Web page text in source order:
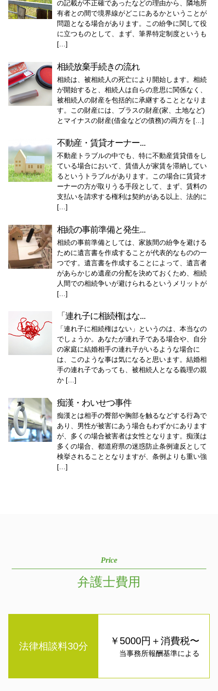
の記載が不正確であったなどの理由から、隣地所
有者との間で境界線がどこにあるかということが
問題となる場合があります。この紛争に関して役
に立つものとして、まず、筆界特定制度というも
[…]
相続放棄手続きの流れ
相続は、被相続人の死亡により開始します。相続
が開始すると、相続人は自らの意思に関係なく、
被相続人の財産を包括的に承継することとなりま
す。この財産には、プラスの財産(家、土地など)
とマイナスの財産(借金などの債務)の両方を […]
不動産・賃貸オーナー...
不動産トラブルの中でも、特に不動産賃貸借をし
ている場合において、賃借人が家賃を滞納してい
るというトラブルがあります。この場合に賃貸オ
ーナーの方が取りうる手段として、まず、賃料の
支払いを請求する権利は契約がある以上、法的に
[…]
相続の事前準備と発生...
相続の事前準備としては、家族間の紛争を避ける
ために遺言書を作成することが代表的なものの一
つです。遺言書を作成することによって、遺言者
があらかじめ遺産の分配を決めておくため、相続
人間での相続争いが避けられるというメリットが
[…]
「連れ子に相続権はな...
「連れ子に相続権はない」というのは、本当なの
でしょうか。あなたが連れ子である場合や、自分
の家庭に結婚相手の連れ子がいるような場合に
は、このような事は気になると思います。結婚相
手の連れ子であっても、被相続人となる義理の親
か […]
痴漢・わいせつ事件
痴漢とは相手の臀部や胸部を触るなどする行為で
あり、男性が被害にあう場合もわずかにあります
が、多くの場合被害者は女性となります。痴漢は
多くの場合、都道府県の迷惑防止条例違反として
検挙されることとなりますが、条例よりも重い強
[…]
Price
弁護士費用
法律相談料30分 ￥5000円＋消費税〜
当事務所報酬基準による